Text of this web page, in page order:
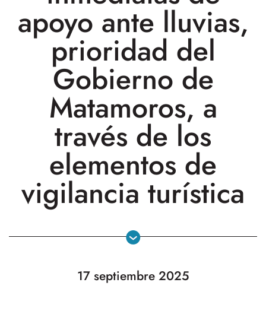
apoyo ante lluvias,
prioridad del
Gobierno de
Matamoros, a
través de los
elementos de
vigilancia turística
17 septiembre 2025